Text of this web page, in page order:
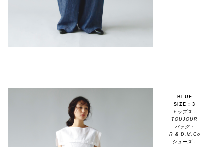
BLUE
SIZE : 3
トップス：
TOUJOUR
バッグ：
R & D.M.Co
シューズ：